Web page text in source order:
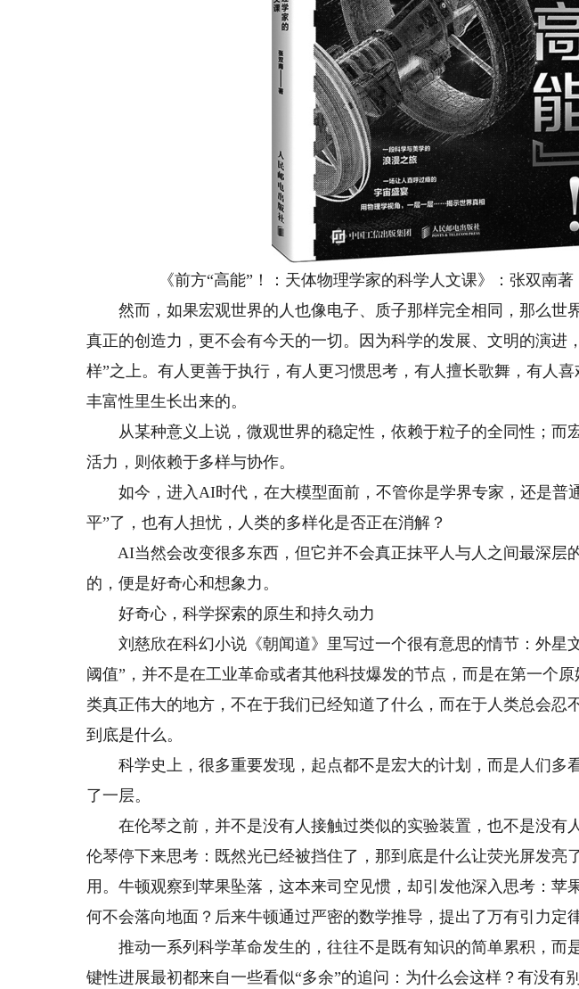
《前方“高能”！：天体物理学家的科学人文课》：张双南著
然而，如果宏观世界的人也像电子、质子那样完全相同，那么世
真正的创造力，更不会有今天的一切。因为科学的发展、文明的演进
样”之上。有人更善于执行，有人更习惯思考，有人擅长歌舞，有人
丰富性里生长出来的。
从某种意义上说，微观世界的稳定性，依赖于粒子的全同性；而
活力，则依赖于多样与协作。
如今，进入AI时代，在大模型面前，不管你是学界专家，还是普
平”了，也有人担忧，人类的多样化是否正在消解？
AI当然会改变很多东西，但它并不会真正抹平人与人之间最深层
的，便是好奇心和想象力。
好奇心，科学探索的原生和持久动力
刘慈欣在科幻小说《朝闻道》里写过一个很有意思的情节：外星
阈值”，并不是在工业革命或者其他科技爆发的节点，而是在第一个
类真正伟大的地方，不在于我们已经知道了什么，而在于人类总会忍
到底是什么。
科学史上，很多重要发现，起点都不是宏大的计划，而是人们多
了一层。
在伦琴之前，并不是没有人接触过类似的实验装置，也不是没有
伦琴停下来思考：既然光已经被挡住了，那到底是什么让荧光屏发亮
用。牛顿观察到苹果坠落，这本来司空见惯，却引发他深入思考：苹
何不会落向地面？后来牛顿通过严密的数学推导，提出了万有引力定
推动一系列科学革命发生的，往往不是既有知识的简单累积，而
键性进展最初都来自一些看似“多余”的追问：为什么会这样？有没有